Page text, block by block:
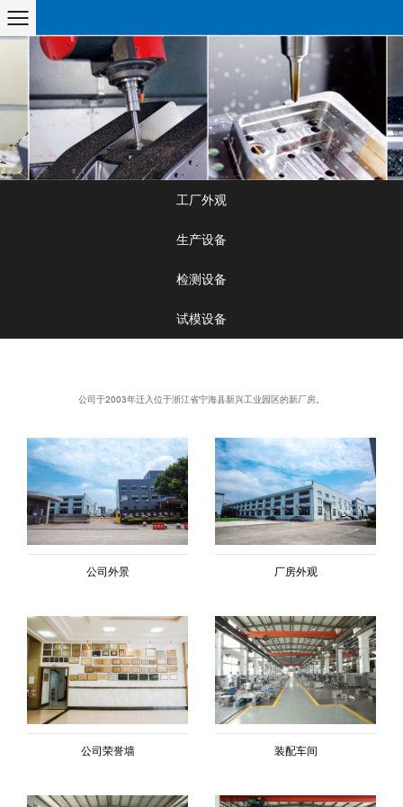
工厂外观
生产设备
检测设备
试模设备
公司于2003年迁入位于浙江省宁海县新兴工业园区的新厂房。
公司外景 厂房外观
公司荣誉墙 装配车间